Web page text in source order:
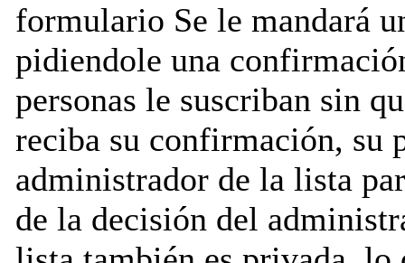
formulario Se le mandará
pidiendole una
personas le suscriban sin
reciba su confirmación, su
administrador de la lista
de la decisión del